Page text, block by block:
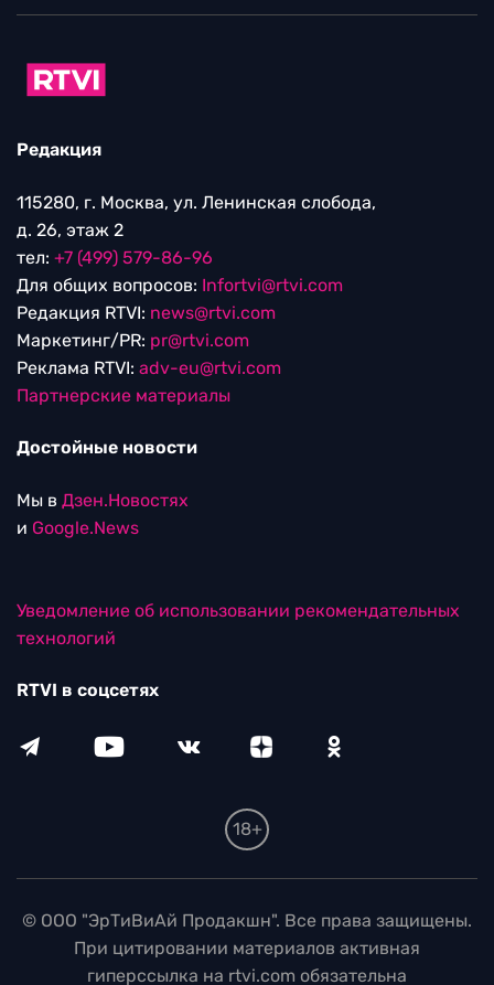
Редакция
115280, г. Москва, ул. Ленинская слобода,
д. 26, этаж 2
тел: +7 (499) 579-86-96
Для общих вопросов: Infortvi@rtvi.com
Редакция RTVI: news@rtvi.com
Маркетинг/PR: pr@rtvi.com
Реклама RTVI: adv-eu@rtvi.com
Партнерские материалы
Достойные новости
Мы в Дзен.Новостях
и Google.News
Уведомление об использовании рекомендательных
технологий
RTVI в соцсетях
18+
© ООО "ЭрТиВиАй Продакшн". Все права защищены.
При цитировании материалов активная
гиперссылка на rtvi.com обязательна